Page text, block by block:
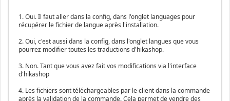
1. Oui. Il faut aller dans la config, dans l'onglet languages pour
récupérer le fichier de langue après l'installation.
2. Oui, c'est aussi dans la config, dans l'onglet langues que vous
pourrez modifier toutes les traductions d'hikashop.
3. Non. Tant que vous avez fait vos modifications via l'interface
d'hikashop
4. Les fichiers sont téléchargeables par le client dans la commande
après la validation de la commande. Cela permet de vendre des